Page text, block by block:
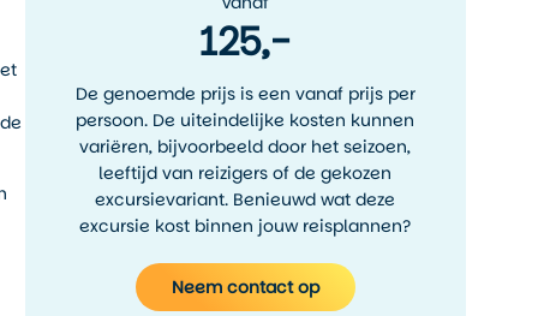
125,-
De genoemde prijs is een vanaf prijs per
persoon. De uiteindelijke kosten kunnen
variëren, bijvoorbeeld door het seizoen,
leeftijd van reizigers of de gekozen
excursievariant. Benieuwd wat deze
excursie kost binnen jouw reisplannen?
Neem contact op